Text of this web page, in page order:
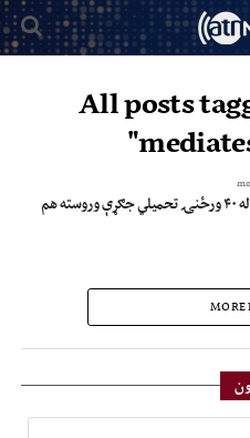
All posts
د ایران او امریکا خبرې له ۴۰ ورځنۍ تحمیلي جګړې وروسته هم
MORE